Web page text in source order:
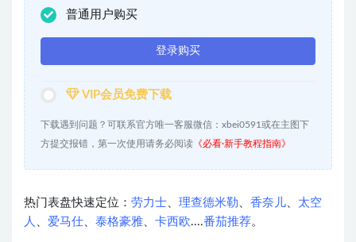
普通用户购买
登录购买
VIP会员免费下载
下载遇到问题？可联系官方唯一客服微信：xbei0591或在主图下
方提交报错，第一次使用请务必阅读 《必看·新手教程指南》
热门表盘快速定位： 劳力士 理查德米勒 香奈儿
太空
人
爱马仕 泰格豪雅 卡西欧....番茄推荐。